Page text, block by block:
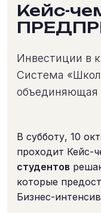
Кейс-
Инвестиции в
Система
объединяющая
В субботу, 10
проходит Кейс-
студентов
которые
Бизнес-